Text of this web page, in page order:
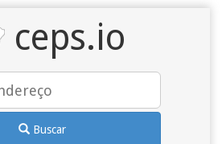
ceps.io
Buscar